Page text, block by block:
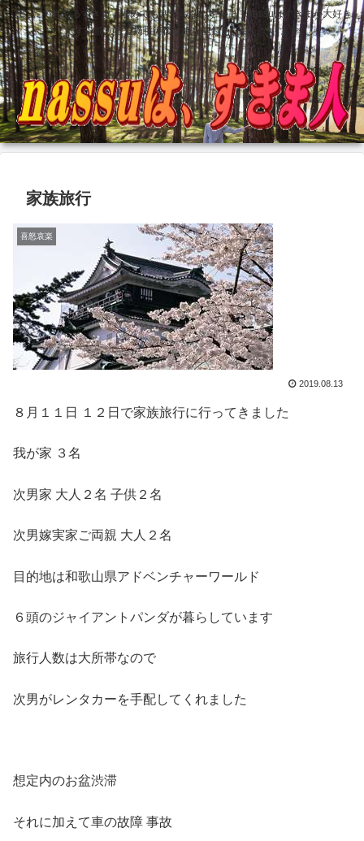
どこにでもあるすきま 埋めても塞がらないすきま nassuはすきまが大好き
です 前立腺全摘手術後壮絶な記録も記録しています
家族旅行
喜怒哀楽
2019.08.13
８月１１日 １２日で家族旅行に行ってきました
我が家 ３名
次男家 大人２名 子供２名
次男嫁実家ご両親 大人２名
目的地は和歌山県アドベンチャーワールド
６頭のジャイアントパンダが暮らしています
旅行人数は大所帯なので
次男がレンタカーを手配してくれました
想定内のお盆渋滞
それに加えて車の故障 事故